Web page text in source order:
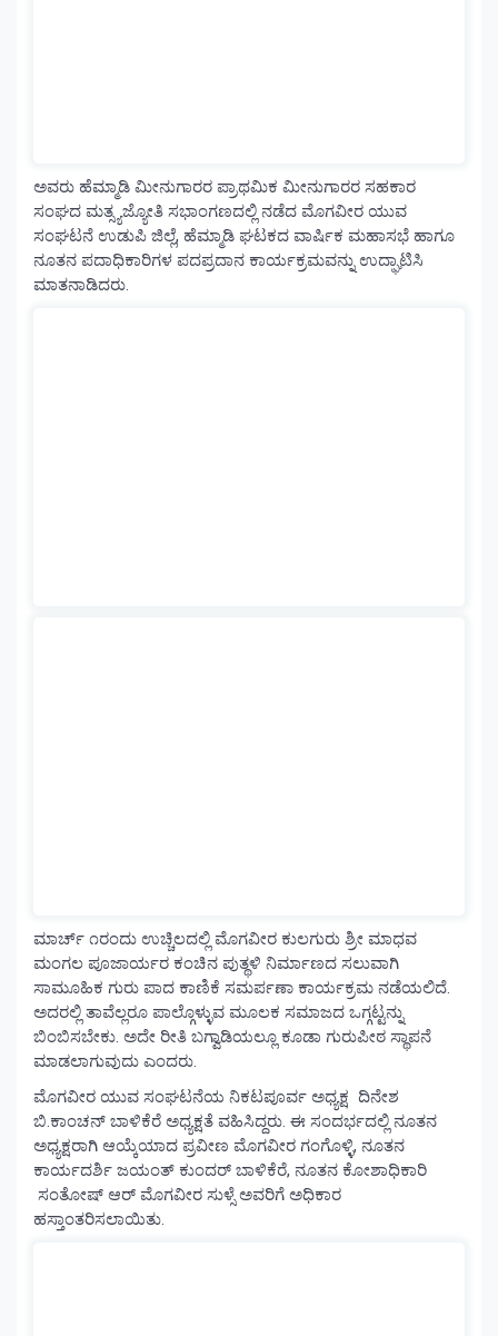
ಅವರು ಹೆಮ್ಮಾಡಿ ಮೀನುಗಾರರ ಪ್ರಾಥಮಿಕ ಮೀನುಗಾರರ ಸಹಕಾರ
ಸಂಘದ ಮತ್ಸ್ಯಜ್ಯೋತಿ ಸಭಾಂಗಣದಲ್ಲಿ ನಡೆದ ಮೊಗವೀರ ಯುವ
ಸಂಘಟನೆ ಉಡುಪಿ ಜಿಲ್ಲೆ, ಹೆಮ್ಮಾಡಿ ಘಟಕದ ವಾರ್ಷಿಕ ಮಹಾಸಭೆ ಹಾಗೂ
ನೂತನ ಪದಾಧಿಕಾರಿಗಳ ಪದಪ್ರದಾನ ಕಾರ್ಯಕ್ರಮವನ್ನು ಉದ್ಘಾಟಿಸಿ
ಮಾತನಾಡಿದರು.
ಮಾರ್ಚ್ ೧ರಂದು ಉಚ್ಚಿಲದಲ್ಲಿ ಮೊಗವೀರ ಕುಲಗುರು ಶ್ರೀ ಮಾಧವ
ಮಂಗಲ ಪೂಜಾರ್ಯರ ಕಂಚಿನ ಪುತ್ಥಳಿ ನಿರ್ಮಾಣದ ಸಲುವಾಗಿ
ಸಾಮೂಹಿಕ ಗುರು ಪಾದ ಕಾಣಿಕೆ ಸಮರ್ಪಣಾ ಕಾರ್ಯಕ್ರಮ ನಡೆಯಲಿದೆ.
ಅದರಲ್ಲಿ ತಾವೆಲ್ಲರೂ ಪಾಲ್ಗೊಳ್ಳುವ ಮೂಲಕ ಸಮಾಜದ ಒಗ್ಗಟ್ಟನ್ನು
ಬಿಂಬಿಸಬೇಕು. ಅದೇ ರೀತಿ ಬಗ್ವಾಡಿಯಲ್ಲೂ ಕೂಡಾ ಗುರುಪೀಠ ಸ್ಥಾಪನೆ
ಮಾಡಲಾಗುವುದು ಎಂದರು.
ಮೊಗವೀರ ಯುವ ಸಂಘಟನೆಯ ನಿಕಟಪೂರ್ವ ಅಧ್ಯಕ್ಷ ದಿನೇಶ
ಬಿ.ಕಾಂಚನ್ ಬಾಳಿಕೆರೆ ಅಧ್ಯಕ್ಷತೆ ವಹಿಸಿದ್ದರು. ಈ ಸಂದರ್ಭದಲ್ಲಿ ನೂತನ
ಅಧ್ಯಕ್ಷರಾಗಿ ಆಯ್ಕೆಯಾದ ಪ್ರವೀಣ ಮೊಗವೀರ ಗಂಗೊಳ್ಳಿ, ನೂತನ
ಕಾರ್ಯದರ್ಶಿ ಜಯಂತ್ ಕುಂದರ್ ಬಾಳಿಕೆರೆ, ನೂತನ ಕೋಶಾಧಿಕಾರಿ
ಸಂತೋಷ್ ಆರ್ ಮೊಗವೀರ ಸುಳ್ಸೆ ಅವರಿಗೆ ಅಧಿಕಾರ
ಹಸ್ತಾಂತರಿಸಲಾಯಿತು.